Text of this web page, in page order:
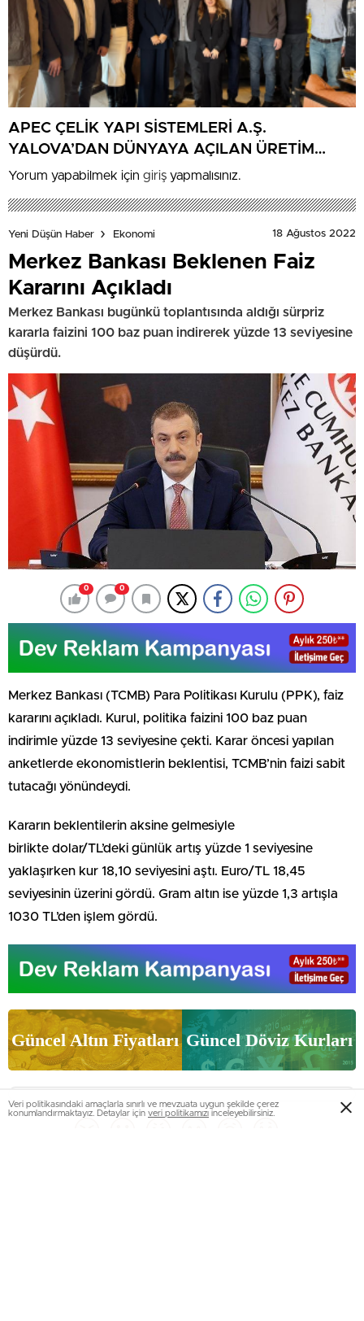
APEC ÇELİK YAPI SİSTEMLERİ A.Ş.
YALOVA’DAN DÜNYAYA AÇILAN ÜRETİM
GÜCÜNÜ BASINLA PAYLAŞTI
Yorum yapabilmek için giriş yapmalısınız.
Yeni Düşün Haber Ekonomi 18 Ağustos 2022
Merkez Bankası Beklenen Faiz
Kararını Açıkladı
Merkez Bankası bugünkü toplantısında aldığı sürpriz
kararla faizini 100 baz puan indirerek yüzde 13 seviyesine
düşürdü.
0 0
Merkez Bankası (TCMB) Para Politikası Kurulu (PPK), faiz
kararını açıkladı. Kurul, politika faizini 100 baz puan
indirimle yüzde 13 seviyesine çekti. Karar öncesi yapılan
anketlerde ekonomistlerin beklentisi, TCMB’nin faizi sabit
tutacağı yönündeydi.
Kararın beklentilerin aksine gelmesiyle
birlikte dolar/TL’deki günlük artış yüzde 1 seviyesine
yaklaşırken kur 18,10 seviyesini aştı. Euro/TL 18,45
seviyesinin üzerini gördü. Gram altın ise yüzde 1,3 artışla
1030 TL’den işlem gördü.
Güncel Altın Fiyatları Güncel Döviz Kurları
Veri politikasındaki amaçlarla sınırlı ve mevzuata uygun şekilde çerez
konumlandırmaktayız. Detaylar için veri politikamızı inceleyebilirsiniz.